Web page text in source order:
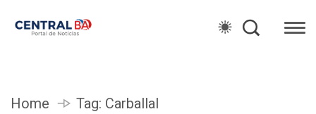
Home Tag: Carballal